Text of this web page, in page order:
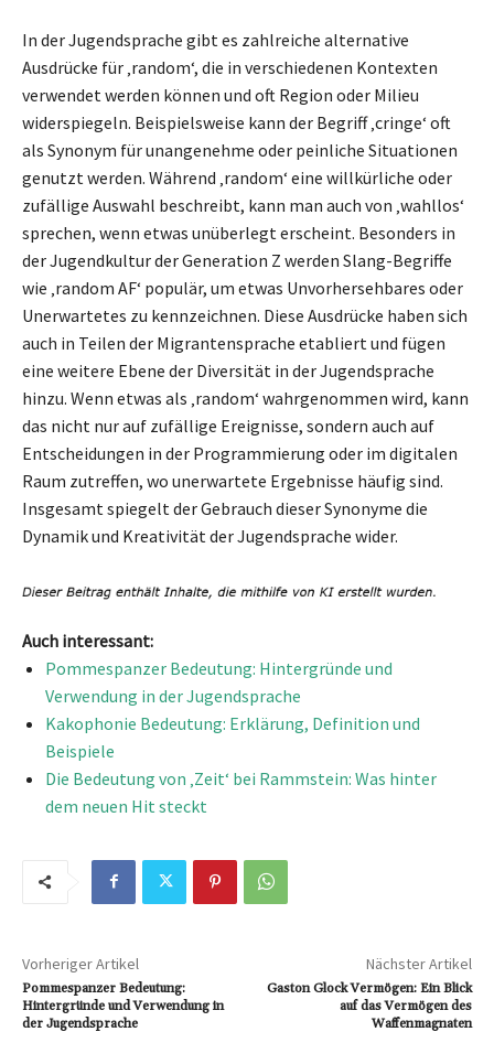
In der Jugendsprache gibt es zahlreiche alternative
Ausdrücke für ‚random‘, die in verschiedenen Kontexten
verwendet werden können und oft Region oder Milieu
widerspiegeln. Beispielsweise kann der Begriff ‚cringe‘ oft
als Synonym für unangenehme oder peinliche Situationen
genutzt werden. Während ‚random‘ eine willkürliche oder
zufällige Auswahl beschreibt, kann man auch von ‚wahllos‘
sprechen, wenn etwas unüberlegt erscheint. Besonders in
der Jugendkultur der Generation Z werden Slang-Begriffe
wie ‚random AF‘ populär, um etwas Unvorhersehbares oder
Unerwartetes zu kennzeichnen. Diese Ausdrücke haben sich
auch in Teilen der Migrantensprache etabliert und fügen
eine weitere Ebene der Diversität in der Jugendsprache
hinzu. Wenn etwas als ‚random‘ wahrgenommen wird, kann
das nicht nur auf zufällige Ereignisse, sondern auch auf
Entscheidungen in der Programmierung oder im digitalen
Raum zutreffen, wo unerwartete Ergebnisse häufig sind.
Insgesamt spiegelt der Gebrauch dieser Synonyme die
Dynamik und Kreativität der Jugendsprache wider.
Auch interessant:
Pommespanzer Bedeutung: Hintergründe und
Verwendung in der Jugendsprache
Kakophonie Bedeutung: Erklärung, Definition und
Beispiele
Die Bedeutung von ‚Zeit‘ bei Rammstein: Was hinter
dem neuen Hit steckt
Vorheriger Artikel
Pommespanzer Bedeutung:
Hintergründe und Verwendung in
der Jugendsprache
Nächster Artikel
Gaston Glock Vermögen: Ein Blick
auf das Vermögen des
Waffenmagnaten